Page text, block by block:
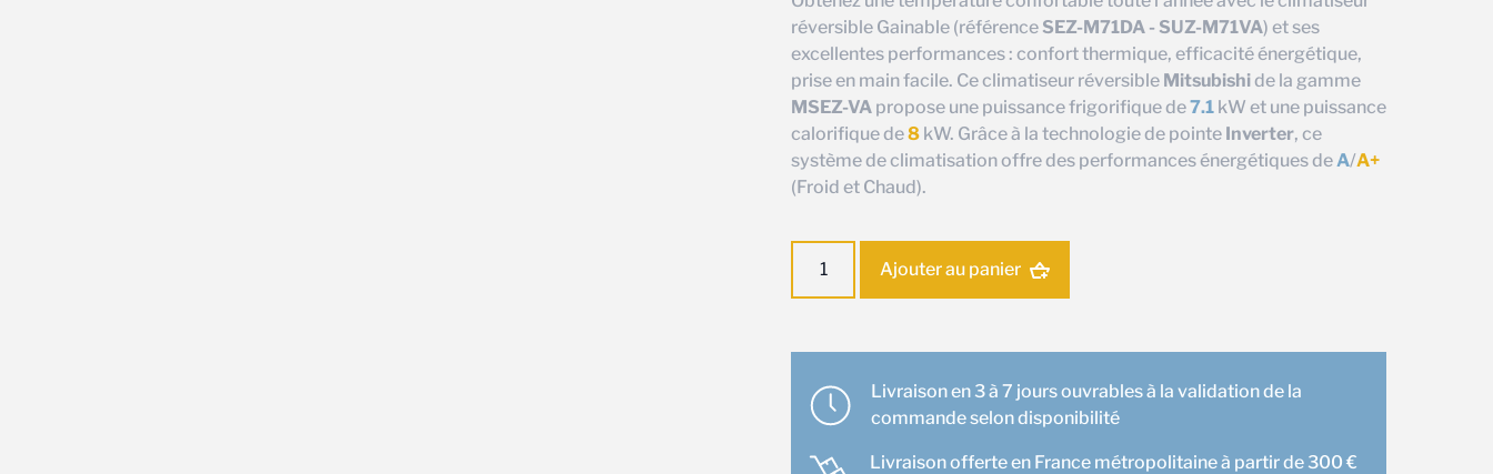
réversible Gainable (référence SEZ-M71DA - SUZ-M71VA) et ses
excellentes performances : confort thermique, efficacité énergétique,
prise en main facile. Ce climatiseur réversible Mitsubishide la gamme
MSEZ-VA propose une puissance frigorifique de7.1 kW et une puissance
calorifique de8 kW. Grâce à la technologie de pointe Inverter, ce
système de climatisation offre des performances énergétiques deA/A+
(Froid et Chaud).
Ensemble
Gainable
Mitsubishi
MSEZ-
Ajouter au panier
Livraison en 3 à 7 jours ouvrables à la validation de la
commande selon disponibilité
Livraison offerte en France métropolitaine à partir de 300 €